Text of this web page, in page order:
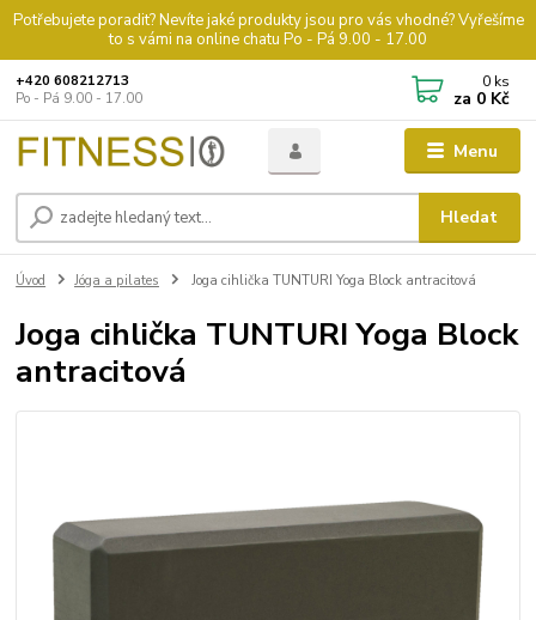
Potřebujete poradit? Nevíte jaké produkty jsou pro vás vhodné? Vyřešíme
to s vámi na online chatu Po - Pá 9.00 - 17.00
Menu
Hledat
+420 608212713
Po - Pá 9.00 - 17.00
0 ks
za 0 Kč
Úvod Jóga a pilates Joga cihlička TUNTURI Yoga Block antracitová
Joga cihlička TUNTURI Yoga Block
antracitová